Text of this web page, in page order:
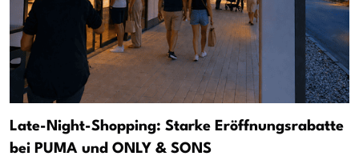
Late-Night-Shopping: Starke Eröffnungsrabatte
bei PUMA und ONLY & SONS